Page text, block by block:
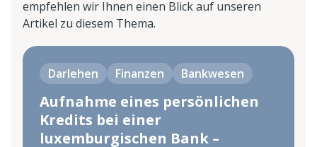
empfehlen wir Ihnen einen Blick auf unseren
Artikel zu diesem Thema.
Darlehen Finanzen Bankwesen
Aufnahme eines persönlichen
Kredits bei einer
luxemburgischen Bank –